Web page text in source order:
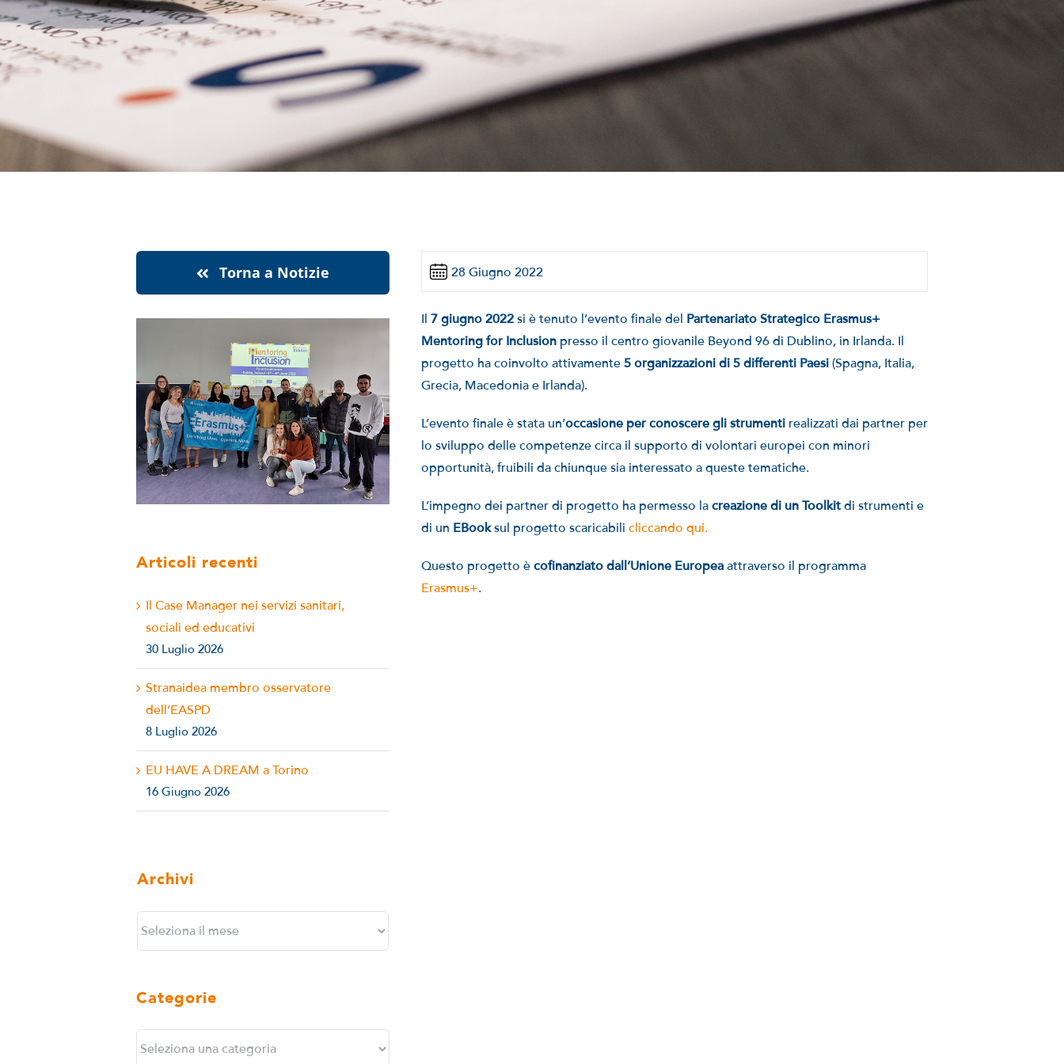
Torna a Notizie
Articoli recenti
Il Case Manager nei servizi sanitari,
sociali ed educativi
30 Luglio 2026
Stranaidea membro osservatore
dell’EASPD
8 Luglio 2026
EU HAVE A DREAM a Torino
16 Giugno 2026
Archivi
Categorie
Categorie
28 Giugno 2022
Il 7 giugno 2022 si è tenuto l’evento finale del Partenariato Strategico Erasmus+
Mentoring for Inclusion presso il centro giovanile Beyond 96 di Dublino, in Irlanda. Il
progetto ha coinvolto attivamente 5 organizzazioni di 5 differenti Paesi (Spagna, Italia,
Grecia, Macedonia e Irlanda).
L’evento finale è stata un’occasione per conoscere gli strumenti realizzati dai partner per
lo sviluppo delle competenze circa il supporto di volontari europei con minori
opportunità, fruibili da chiunque sia interessato a queste tematiche.
L’impegno dei partner di progetto ha permesso la creazione di un Toolkit di strumenti e
di un EBooksul progetto scaricabili cliccando qui.
Questo progetto è cofinanziato dall’Unione Europea attraverso il programma
Erasmus+.